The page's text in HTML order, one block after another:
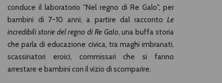
conduce il laboratorio "Nel regno di Re Galo", per
bambini di 7-10 anni, a partire dal racconto Le
incredibili storie del regno di Re Galo, una buffa storia
che parla di educazione civica, tra maghi imbranati,
scassinatori eroici, commissari che si fanno
arrestare e bambini con il vizio di scomparire.